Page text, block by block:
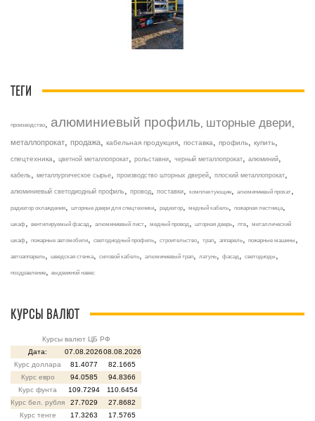
ТЕГИ
производство алюминиевый профиль шторные двери
металлопрокат продажа кабельная продукция поставка профиль купить
спецтехника цветной металлопрокат рольставни черный металлопрокат алюминий
кабель металлургическое сырье производство шторных дверей плоский металлопрокат
алюминиевый светодиодный профиль провод поставки комплектующие алюминиевый прокат
радиатор охлаждения шторные двери для спецтехники радиатор медный кабель пожарная лестница
шкаф вентилируемый фасад алюминиевый лист медный провод шторная дверь птв металлический
шкаф пожарные автомобили светодиодный профиль строительство трап аппарель пожарные машины
автоаппарель шведская стенка силовой кабель алюминиевый трап латунь фасад светодиоды
поздравление выдвижной навес
КУРСЫ ВАЛЮТ
Курсы валют ЦБ РФ
Дата:
07.08.202608.08.2026
Курс доллара
81.4077
82.1665
Курс евро
94.0585
94.8366
Курс фунта
109.7294
110.6454
Курс бел. рубля
27.7029
27.8682
Курс тенге
17.3263
17.5765